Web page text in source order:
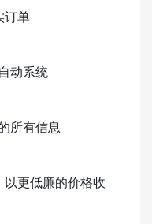
订单
动系统
所有信息
更低廉的价格收